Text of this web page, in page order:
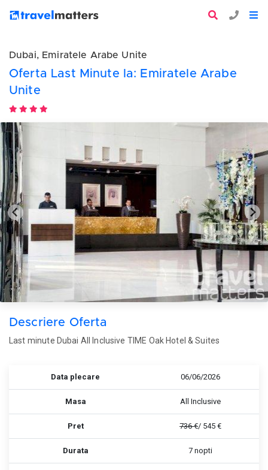
Dubai, Emiratele Arabe Unite
Oferta Last Minute la: Emiratele Arabe
Unite
Descriere Oferta
Last minute Dubai All Inclusive TIME Oak Hotel & Suites
Data plecare 06/06/2026
Masa All Inclusive
Pret 736 €/ 545 €
Durata 7 nopti